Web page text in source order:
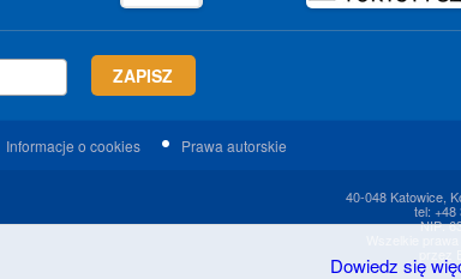
Informacje o cookies Prawa autorskie
40-048 Katowice,
tel: +48
NIP:
Dowiedz się